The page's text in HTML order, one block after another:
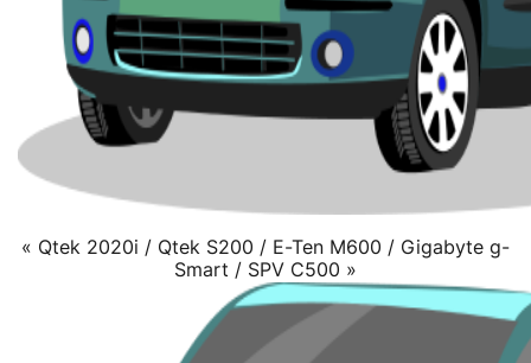
« Qtek 2020i / Qtek S200 / E-Ten M600 / Gigabyte g-
Smart / SPV C500 »